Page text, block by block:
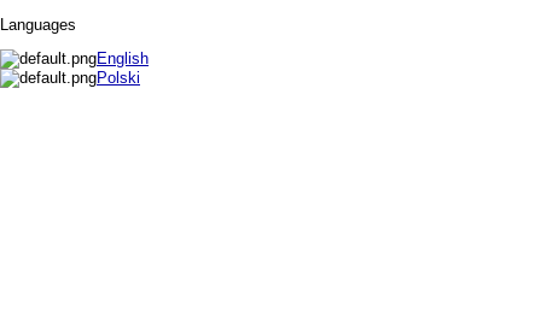
Languages
English
Polski